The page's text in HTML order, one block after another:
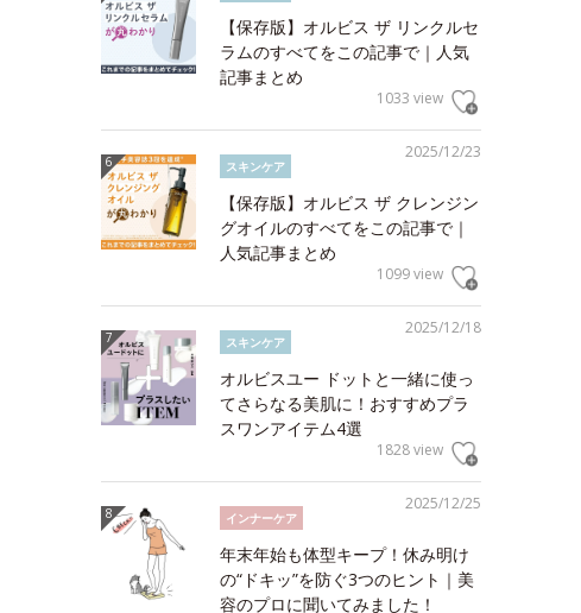
【保存版】オルビス ザ リンクルセ
ラムのすべてをこの記事で｜人気
記事まとめ
1033 view
2025/12/23
スキンケア
【保存版】オルビス ザ クレンジン
グオイルのすべてをこの記事で｜
人気記事まとめ
1099 view
2025/12/18
スキンケア
オルビスユー ドットと一緒に使っ
てさらなる美肌に！おすすめプラ
スワンアイテム4選
1828 view
2025/12/25
インナーケア
年末年始も体型キープ！休み明け
の“ドキッ”を防ぐ3つのヒント｜美
容のプロに聞いてみました！